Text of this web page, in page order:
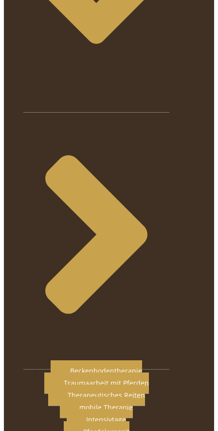
Beckenbodentherapie
Traumaarbeit mit Pferden
Therapeutisches Reiten
mobile Therapie
Intensivtage